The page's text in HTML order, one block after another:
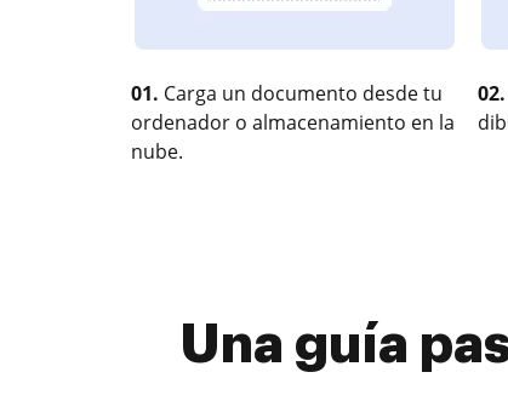
01. Carga un documento desde tu
ordenador o almacenamiento en la
nube.
02.
Una guía